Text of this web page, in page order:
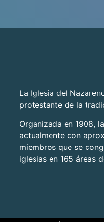
La Iglesia del
protestante de la
Organizada en 1908,
actualmente con
miembros que se
iglesias en 165 áreas